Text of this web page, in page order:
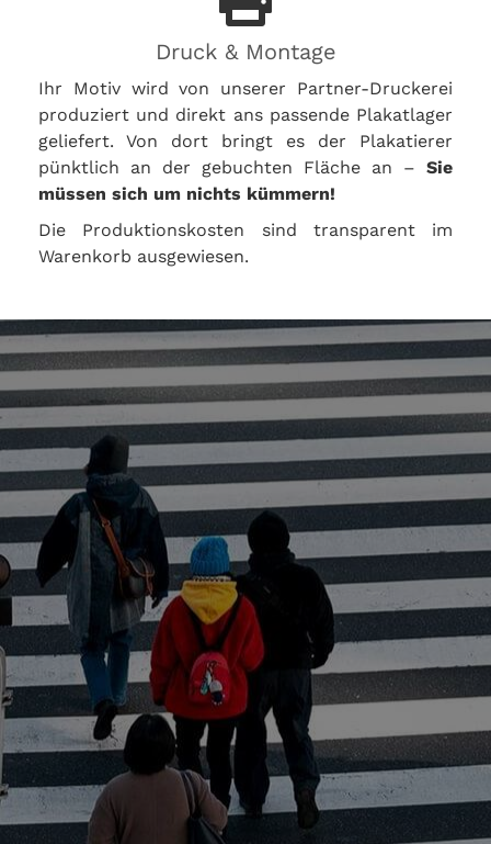
Druck & Montage
Ihr Motiv wird von unserer Partner-Druckerei
produziert und direkt ans passende Plakatlager
geliefert. Von dort bringt es der Plakatierer
pünktlich an der gebuchten Fläche an – Sie
müssen sich um nichts kümmern!
Die Produktionskosten sind transparent im
Warenkorb ausgewiesen.